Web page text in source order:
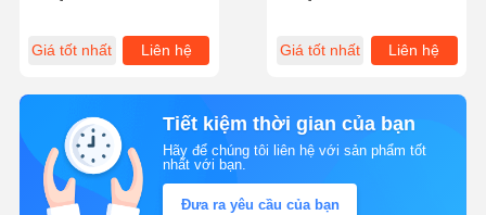
Giá tốt nhất Liên hệ Giá tốt nhất Liên hệ
Tiết kiệm thời gian của bạn
Hãy để chúng tôi liên hệ với sản phẩm tốt
nhất với bạn.
Đưa ra yêu cầu của bạn